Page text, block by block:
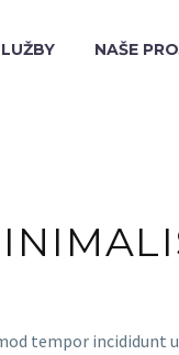
NAŠE
tempor incididunt